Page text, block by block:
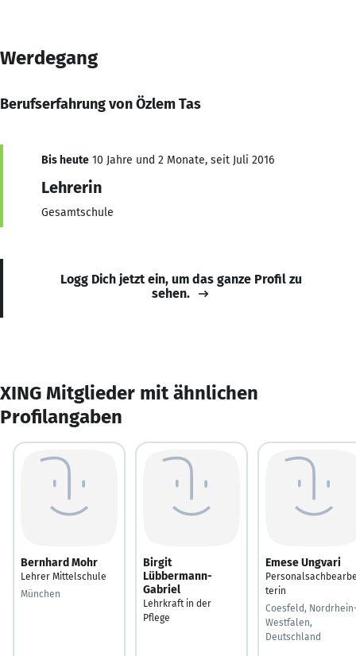
Werdegang
Berufserfahrung von Özlem Tas
Bis heute 10 Jahre und 2 Monate, seit Juli 2016
Lehrerin
Gesamtschule
Logg Dich jetzt ein, um das ganze Profil zu
sehen.
XING Mitglieder mit ähnlichen
Profilangaben
Bernhard Mohr
Lehrer Mittelschule
München
Birgit
Lübbermann-
Gabriel
Lehrkraft in der
Pflege
Emese Ungvari
terin
Coesfeld,
Westfalen,
Deutschland